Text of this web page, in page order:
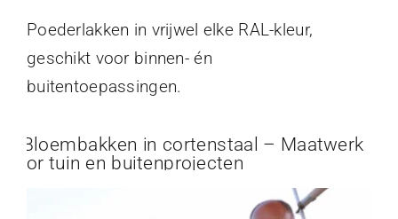
Poederlakken in vrijwel elke RAL-kleur,
geschikt voor binnen- én
buitentoepassingen.